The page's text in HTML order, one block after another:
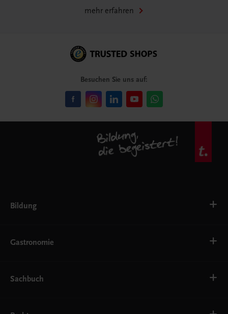
mehr erfahren
Besuchen Sie uns auf:
Bildung
AHS
EWF/ZWF
FW
Gastronomie
Getränke
Service
Sachbuch